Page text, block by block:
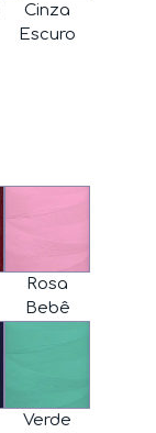
Cinza
Escuro
Rosa
Bebê
Verde